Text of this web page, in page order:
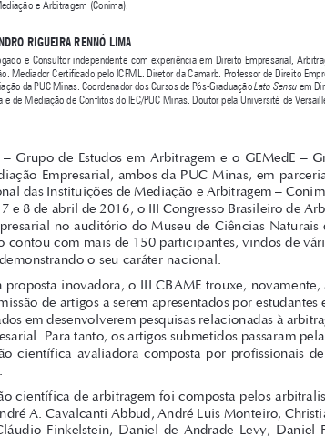





Mediadora Civil e Comercial certificada por ADR Group de Londres e International Mediation Institu
te (IMI). Sócia-Fundadora do Instituto D’Accord de Mediação e Consultoria em Gestão de Conflitos.
Doutora e Mestre em Direito pela Universidade Católica de São Paulo – PUC/SP. Professora do Cur
-
so de Pós-Graduação Lato Sensu da PUC/SP. Vice-Presidente do Conselho Nacional das Instituições
de Mediação e Arbitragem (Conima).
LEANDRO RIGUEIRA RENNÓ LIMA
O GEArb – Grupo de Estudos em Arbitragem e o GEMedE – Grupo de
em Mediação Empresarial, ambos da PUC Minas, em parceria com o
Nacional das Instituições de Mediação e Arbitragem – Conima, reali-
nos dias 7 e 8 de abril de 2016, o III Congresso Brasileiro de Arbitragem
Empresarial no auditório do Museu de Ciências Naturais da PUC
O evento contou com mais de 150 participantes, vindos de vários Esta-
demonstrando o seu caráter nacional.
de submissão de artigos a serem apresentados por estudantes e profis-
interessados em desenvolverem pesquisas relacionadas à arbitragem e à
empresarial. Para tanto, os artigos submetidos passaram pela análise
comissão  científica  avaliadora  composta  por  profissionais  de  grande
na área.
A comissão científica de arbitragem foi composta pelos arbitralistas Ana
André A. Cavalcanti Abbud, André Luis Monteiro, Christian Sahb
Lopes,  Cláudio  Finkelstein,  Daniel  de  Andrade  Levy,  Daniel  F.  Jacob
Gustavo  Kulesza,  Jorge  Vargas  Neto,  Leandro  Rigueira  Rennó  Lima,
Guimarães, Luis Fernando Guerrero,  Marcello Vieira de Mello,  Marcelo
Escobar,  Napoleão  Casado  Filho,  Rafael  Franciso  Alves,  Roberto
Suzana Santi Cremasco e Thiago Rodovalho. A comissão científica